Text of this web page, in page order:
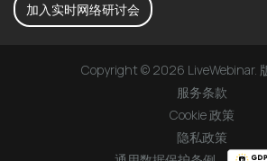
加入实时网络研讨会
Copyright © 2026 LiveWebinar.
服务条款
Cookie 政策
隐私政策